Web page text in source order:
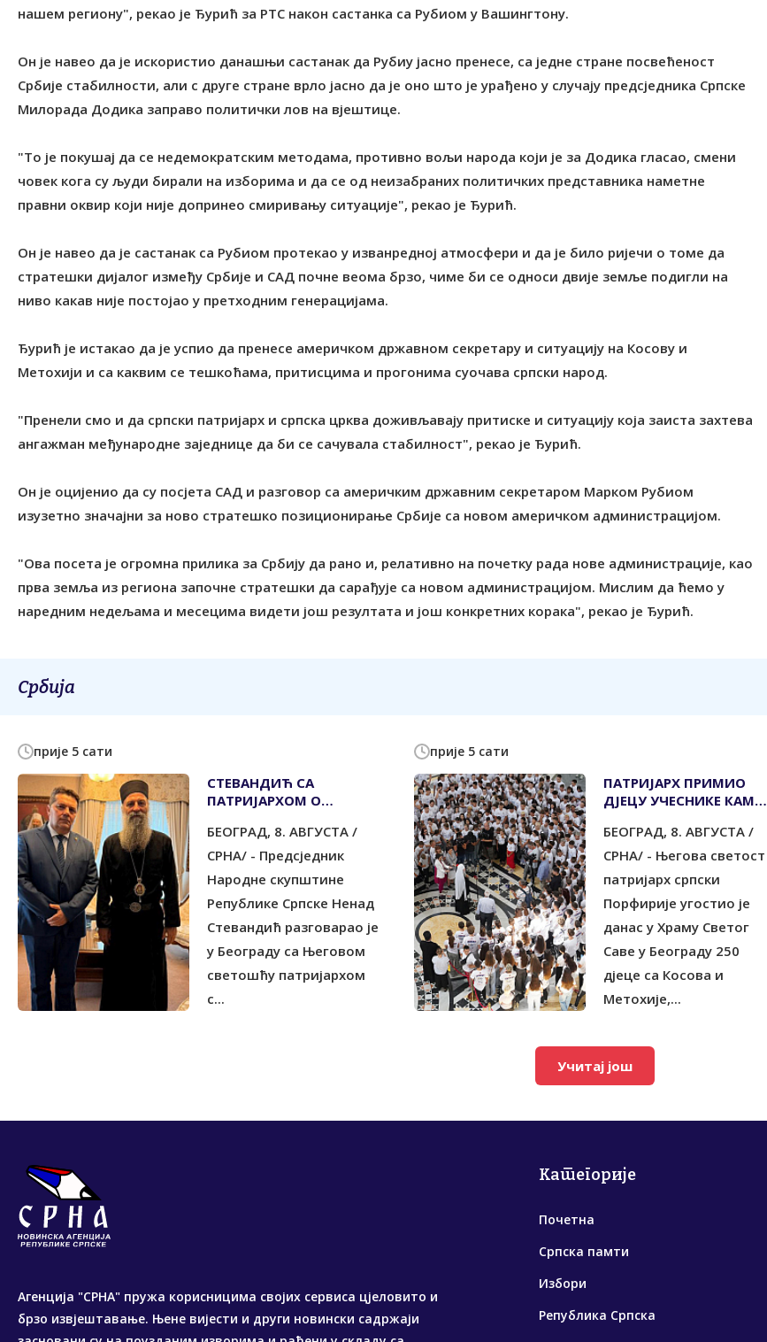
нашем региону", рекао је Ђурић за РТС након састанка са Рубиом у Вашингтону.
Он је навео да је искористио данашњи састанак да Рубиу јасно пренесе, са једне стране посвећеност
Србије стабилности, али с друге стране врло јасно да је оно што је урађено у случају предсједника Српске
Милорада Додика заправо политички лов на вјештице.
"То је покушај да се недемократским методама, противно вољи народа који је за Додика гласао, смени
човек кога су људи бирали на изборима и да се од неизабраних политичких представника наметне
правни оквир који није допринео смиривању ситуације", рекао је Ђурић.
Он је навео да је састанак са Рубиом протекао у изванредној атмосфери и да је било ријечи о томе да
стратешки дијалог између Србије и САД почне веома брзо, чиме би се односи двије земље подигли на
ниво какав није постојао у претходним генерацијама.
Ђурић је истакао да је успио да пренесе америчком државном секретару и ситуацију на Косову и
Метохији и са каквим се тешкоћама, притисцима и прогонима суочава српски народ.
"Пренели смо и да српски патријарх и српска црква доживљавају притиске и ситуацију која заиста захтева
ангажман међународне заједнице да би се сачувала стабилност", рекао је Ђурић.
Он је оцијенио да су посјета САД и разговор са америчким државним секретаром Марком Рубиом
изузетно значајни за ново стратешко позиционирање Србије са новом америчком администрацијом.
"Ова посета је огромна прилика за Србију да рано и, релативно на почетку рада нове администрације, као
прва земља из региона започне стратешки да сарађује са новом администрацијом. Мислим да ћемо у
наредним недељама и месецима видети још резултата и још конкретних корака", рекао је Ђурић.
Србија
прије 5 сати
СТЕВАНДИЋ СА
ПАТРИЈАРХОМ О
ПИТАЊИМА
БЕОГРАД, 8. АВГУСТА /
СРНА/ - Предсједник
Народне скупштине
Републике Српске Ненад
Стевандић разговарао је
у Београду са Његовом
светошћу патријархом
с...
прије 5 сати
ПАТРИЈАРХ ПРИМИО
ДЈЕЦУ УЧЕСНИКЕ КАМПА
БЕОГРАД, 8. АВГУСТА /
СРНА/ - Његова светост
патријарх српски
Порфирије угостио је
данас у Храму Светог
Саве у Београду 250
дјеце са Косова и
Метохије,...
Учитај још
Агенција "СРНА" пружа корисницима својих сервиса цјеловито и
брзо извјештавање. Њене вијести и други новински садржаји
Категорије
Почетна
Српска памти
Избори
Република Српска